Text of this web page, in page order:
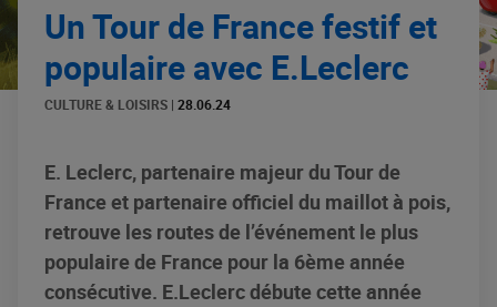
Un Tour de France festif et
populaire avec E.Leclerc
CULTURE & LOISIRS | 28.06.24
E. Leclerc, partenaire majeur du Tour de
France et partenaire officiel du maillot à pois,
retrouve les routes de l’événement le plus
populaire de France pour la 6ème année
consécutive. E.Leclerc débute cette année